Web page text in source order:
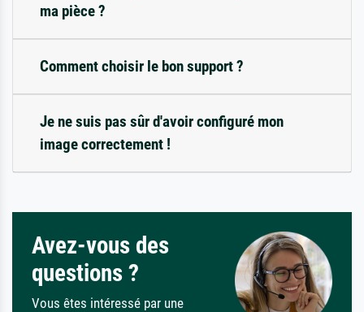
ma pièce ?
Comment choisir le bon support ?
Je ne suis pas sûr d'avoir configuré mon
image correctement !
Avez-vous des
questions ?
Vous êtes intéressé par une